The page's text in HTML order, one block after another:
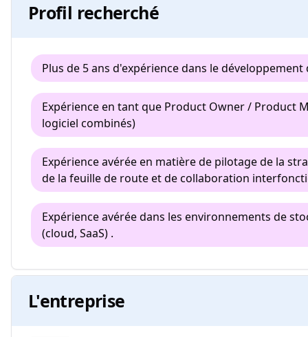
Profil recherché
Plus de 5 ans d'expérience dans le
Expérience en tant que Product Owner / Product
logiciel combinés)
Expérience avérée en matière de pilotage de la
de la feuille de route et de collaboration
Expérience avérée dans les environnements de
(cloud, SaaS) .
L'entreprise